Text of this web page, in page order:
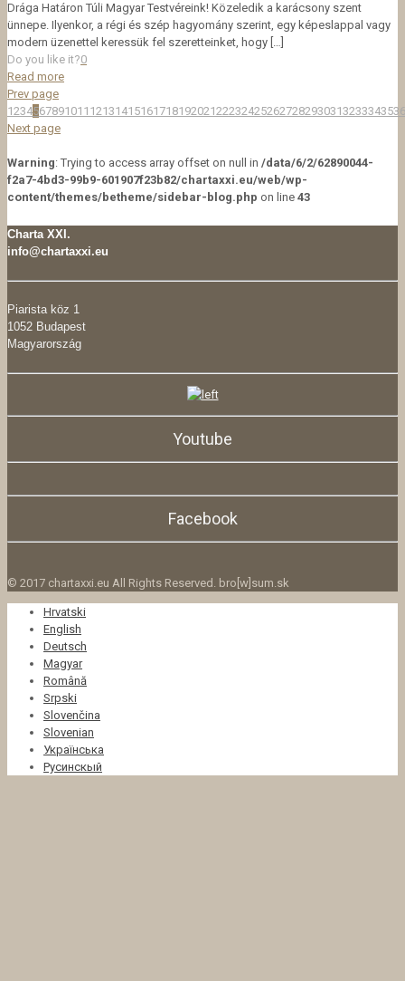
Drága Határon Túli Magyar Testvéreink! Közeledik a karácsony szent
ünnepe. Ilyenkor, a régi és szép hagyomány szerint, egy képeslappal vagy
modern üzenettel keressük fel szeretteinket, hogy […]
Do you like it?0
Read more
Prev page
1234567891011 12131415161718192021222324252627282930313233343536
Next page
Warning: Trying to access array offset on null in /data/6/2/62890044-
f2a7-4bd3-99b9-601907f23b82/chartaxxi.eu/web/wp-
content/themes/betheme/sidebar-blog.php on line 43
Charta XXI.
info@chartaxxi.eu
Piarista köz 1
1052 Budapest
Magyarország
Youtube
Facebook
© 2017 chartaxxi.eu All Rights Reserved. bro[w]sum.sk
Hrvatski
English
Deutsch
Magyar
Română
Srpski
Slovenčina
Slovenian
Українська
Русинскый